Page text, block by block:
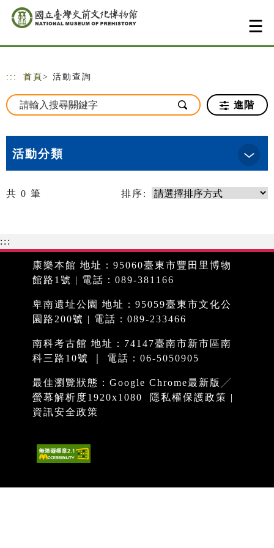
跳到主要內容
網站導覽
::: 首頁 > 活動查詢
進階
活動分類
共 0 筆 排序:
:::
康樂本館 地址：95060臺東市豐田里博物
館路1號 | 電話：089-381166
卑南遺址公園 地址：95059臺東市文化公
園路200號 | 電話：089-233466
南科考古館 地址：74147臺南市新市區南
科三路10號 ｜ 電話：06-5050905
最佳瀏覽狀態：Google Chrome最新版╱
螢幕解析度1920x1080
隱私權保護政策 |
資訊安全政策